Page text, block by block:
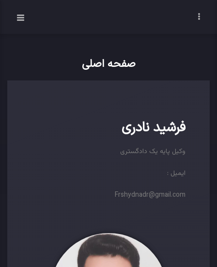
صفحه اصلی
فرشید نادری
وکیل پایه یک دادگستری
ایمیل :
Frshydnadr@gmail.com